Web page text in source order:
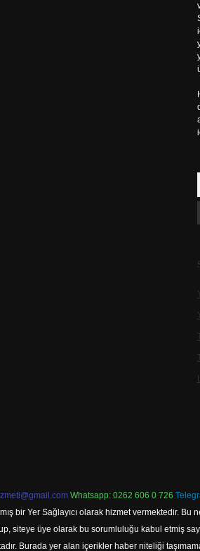
Whatsapp: 0262 606 0 726
bir Yer Sağlayıcı olarak hizmet vermektedir.
siteye üye olarak bu sorumluluğu kabul etmiş
Burada yer alan içerikler haber niteliği